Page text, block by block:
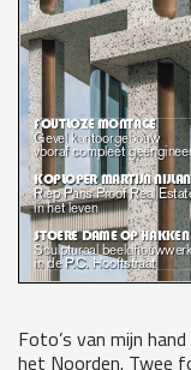
Foto’s van mijn
het Noorden. Twee